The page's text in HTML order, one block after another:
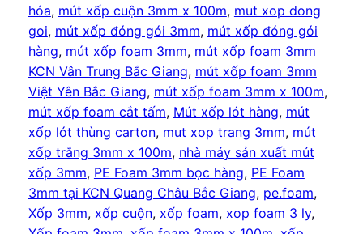
hóa, mút xốp cuộn 3mm x 100m, mut xop dong
goi, mút xốp đóng gói 3mm, mút xốp đóng gói
hàng, mút xốp foam 3mm, mút xốp foam 3mm
KCN Vân Trung Bắc Giang, mút xốp foam 3mm
Việt Yên Bắc Giang, mút xốp foam 3mm x 100m ,
mút xốp foam cắt tấm, Mút xốp lót hàng, mút
xốp lót thùng carton, mut xop trang 3mm, mút
xốp trắng 3mm x 100m, nhà máy sản xuất mút
xốp 3mm, PE Foam 3mm bọc hàng, PE Foam
3mm tại KCN Quang Châu Bắc Giang, pe.foam ,
Xốp 3mm, xốp cuộn, xốp foam, xop foam 3 ly ,